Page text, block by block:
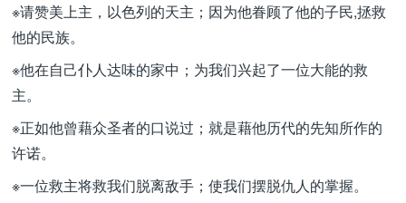
※请赞美上主，以色列的天主；因为他眷顾了他的子民,拯救
他的民族。
※他在自己仆人达味的家中；为我们兴起了一位大能的救
主。
※正如他曾藉众圣者的口说过；就是藉他历代的先知所作的
许诺。
※一位救主将救我们脱离敌手；使我们摆脱仇人的掌握。